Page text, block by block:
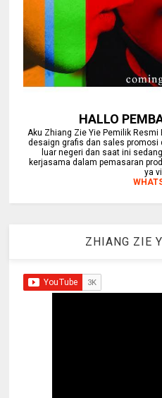
HALLO
Aku Zhiang Zie Yie Pemilik Resmi
desaign grafis dan sales promosi
luar negeri dan saat ini
kerjasama dalam pemasaran
ya
ZHIANG ZIE